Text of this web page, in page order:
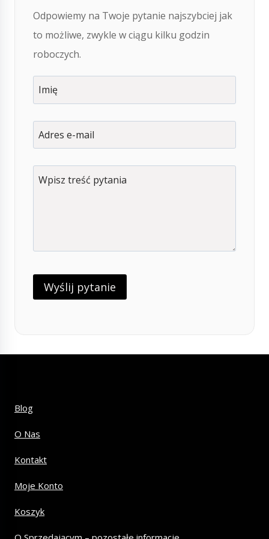
Odpowiemy na Twoje pytanie najszybciej jak
to możliwe, zwykle w ciągu kilku godzin
roboczych.
Blog
O Nas
Kontakt
Moje Konto
Koszyk